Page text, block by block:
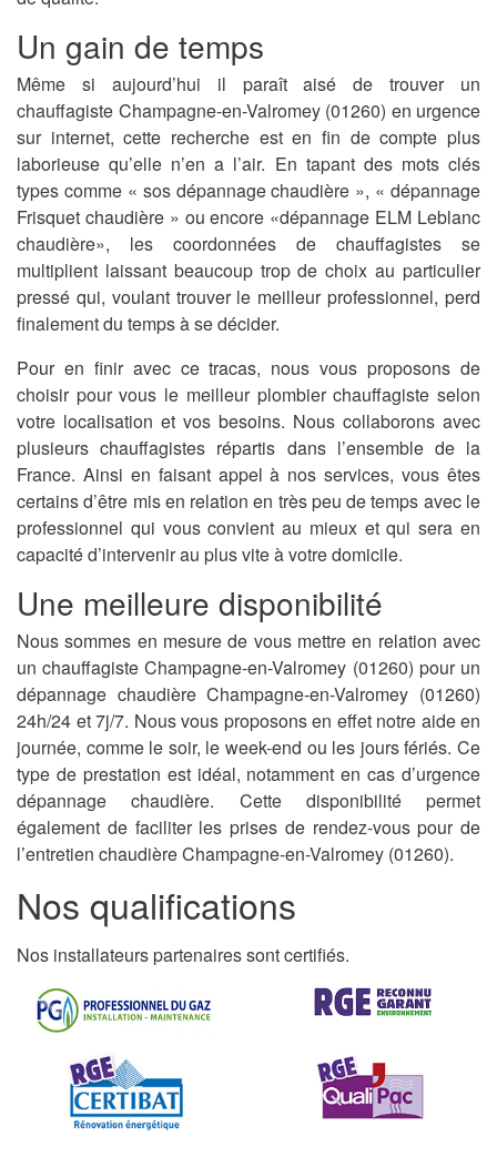
Un gain de temps
Même si aujourd’hui il paraît aisé de trouver un
chauffagiste Champagne-en-Valromey (01260) en urgence
sur internet, cette recherche est en fin de compte plus
laborieuse qu’elle n’en a l’air. En tapant des mots clés
types comme « sos dépannage chaudière », « dépannage
Frisquet chaudière » ou encore «dépannage ELM Leblanc
chaudière», les coordonnées de chauffagistes se
multiplient laissant beaucoup trop de choix au particulier
pressé qui, voulant trouver le meilleur professionnel, perd
finalement du temps à se décider.
Pour en finir avec ce tracas, nous vous proposons de
choisir pour vous le meilleur plombier chauffagiste selon
votre localisation et vos besoins. Nous collaborons avec
plusieurs chauffagistes répartis dans l’ensemble de la
France. Ainsi en faisant appel à nos services, vous êtes
certains d’être mis en relation en très peu de temps avec le
professionnel qui vous convient au mieux et qui sera en
capacité d’intervenir au plus vite à votre domicile.
Une meilleure disponibilité
Nous sommes en mesure de vous mettre en relation avec
un chauffagiste Champagne-en-Valromey (01260) pour un
dépannage chaudière Champagne-en-Valromey (01260)
24h/24 et 7j/7. Nous vous proposons en effet notre aide en
journée, comme le soir, le week-end ou les jours fériés. Ce
type de prestation est idéal, notamment en cas d’urgence
dépannage chaudière. Cette disponibilité permet
également de faciliter les prises de rendez-vous pour de
l’entretien chaudière Champagne-en-Valromey (01260).
Nos qualifications
Nos installateurs partenaires sont certifiés.